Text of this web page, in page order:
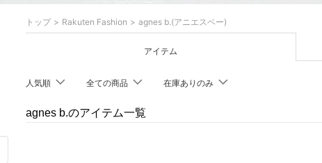
トップ Rakuten Fashion agnes b.(アニエスベー)
アイテム
人気順 全ての商品 在庫ありのみ
agnes b.のアイテム一覧